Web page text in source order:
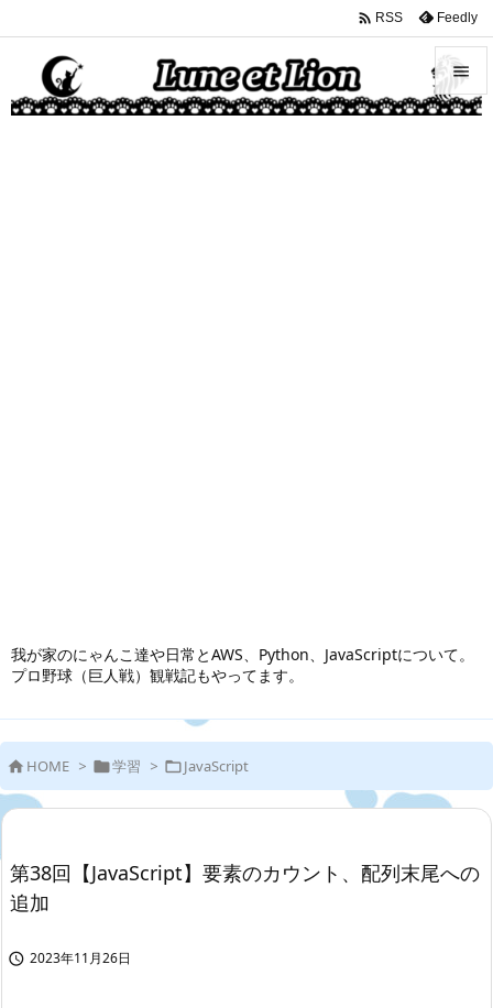
我が家のにゃんこ達や日常とAWS、Python、JavaScriptについて。
プロ野球（巨人戦）観戦記もやってます。


 RSS Feedly
 HOME > 学習 > JavaScript
第38回【JavaScript】要素のカウント、配列末尾への
追加
 2023年11月26日